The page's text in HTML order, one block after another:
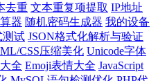
去重 文本重复项提取 IP地址
器 随机密码生成器 我的设备
测试 JSON格式化解析与验证
CSS压缩美化 Unicode字体
全 Emoji表情大全 JavaScript